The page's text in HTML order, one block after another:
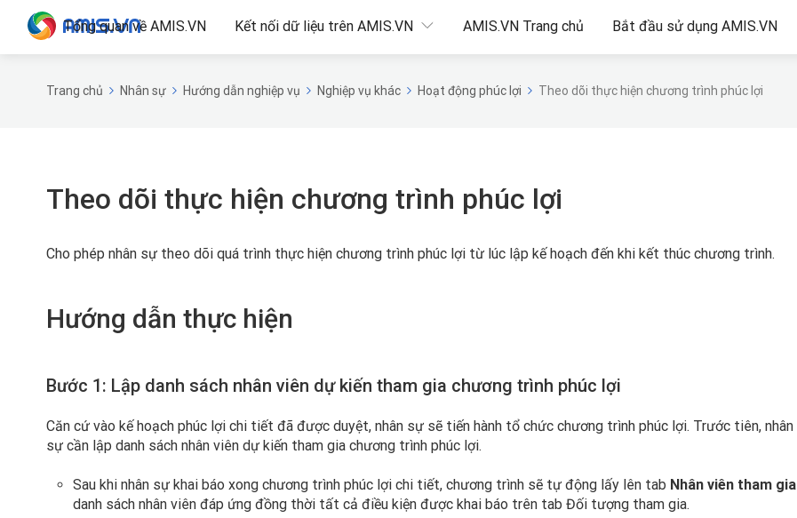
Tổng quan về AMIS.VN Kết nối dữ liệu trên AMIS.VN AMIS.VN Trang chủ Bắt đầu sử dụng AMIS.VN
Trang chủ Nhân sự Hướng dẫn nghiệp vụ Nghiệp vụ khác Hoạt động phúc lợi Theo dõi thực hiện chương trình phúc lợi
Theo dõi thực hiện chương trình phúc lợi
Cho phép nhân sự theo dõi quá trình thực hiện chương trình phúc lợi từ lúc lập kế hoạch đến khi kết thúc chương trình.
Hướng dẫn thực hiện
Bước 1: Lập danh sách nhân viên dự kiến tham gia chương trình phúc lợi
Căn cứ vào kế hoạch phúc lợi chi tiết đã được duyệt, nhân sự sẽ tiến hành tổ chức chương trình phúc lợi. Trước tiên, nhân
sự cần lập danh sách nhân viên dự kiến tham gia chương trình phúc lợi.
Sau khi nhân sự khai báo xong chương trình phúc lợi chi tiết, chương trình sẽ tự động lấy lên tab Nhân viên tham gia
danh sách nhân viên đáp ứng đồng thời tất cả điều kiện được khai báo trên tab Đối tượng tham gia.